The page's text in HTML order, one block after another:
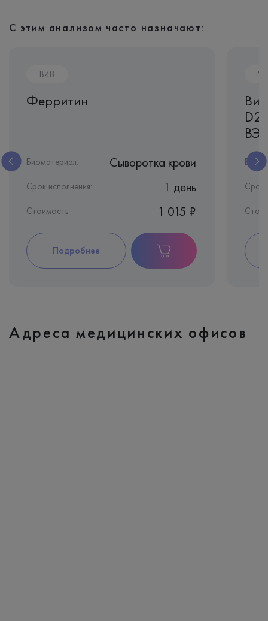
С этим анализом часто назначают:
B48
Ферритин
Биоматериал: Сыворотка крови
Срок исполнения: 1 день
Стоимость 1 015 ₽
Подробнее
Срок
Адреса медицинских офисов